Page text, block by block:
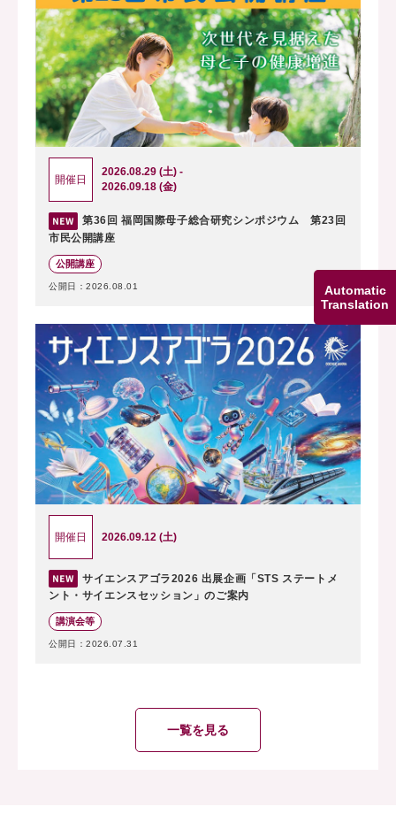
Automatic
Translation
開催日
2026.08.29 (土) -
2026.09.18 (金)
第36回 福岡国際母子総合研究シンポジウム 第23回
市民公開講座
公開講座
公開日：2026.08.01
開催日 2026.09.12 (土)
サイエンスアゴラ2026 出展企画「STS ステートメ
ント・サイエンスセッション」のご案内
講演会等
公開日：2026.07.31
一覧を見る